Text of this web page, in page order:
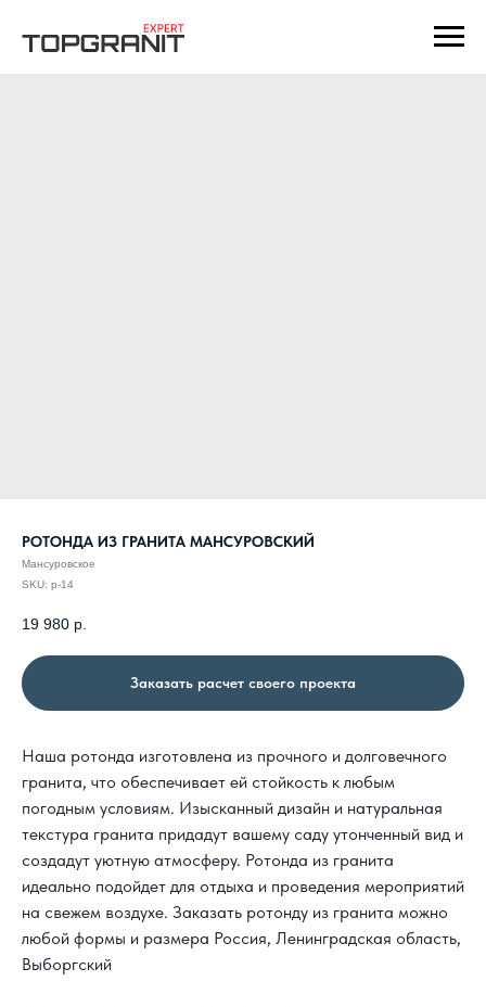
РОТОНДА ИЗ ГРАНИТА МАНСУРОВСКИЙ
Мансуровское
SKU: р-14
19 980 р.
Заказать расчет своего проекта
Наша ротонда изготовлена из прочного и долговечного
гранита, что обеспечивает ей стойкость к любым
погодным условиям. Изысканный дизайн и натуральная
текстура гранита придадут вашему саду утонченный вид и
создадут уютную атмосферу. Ротонда из гранита
идеально подойдет для отдыха и проведения мероприятий
на свежем воздухе. Заказать ротонду из гранита можно
любой формы и размера Россия, Ленинградская область,
Выборгский